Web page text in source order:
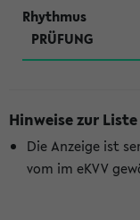
PRÜFUNG
Hinweise zur Liste
Die Anzeige ist
vom im eKVV